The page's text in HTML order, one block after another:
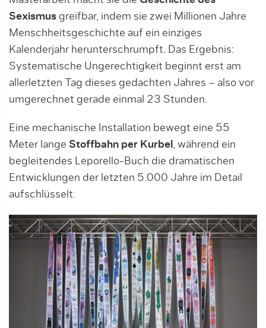
Sexismus greifbar, indem sie zwei Millionen Jahre
Menschheitsgeschichte auf ein einziges
Kalenderjahr herunterschrumpft. Das Ergebnis:
Systematische Ungerechtigkeit beginnt erst am
allerletzten Tag dieses gedachten Jahres – also vor
umgerechnet gerade einmal 23 Stunden.
Eine mechanische Installation bewegt eine 55
Meter lange Stoffbahn per Kurbel , während ein
begleitendes Leporello-Buch die dramatischen
Entwicklungen der letzten 5.000 Jahre im Detail
aufschlüsselt.